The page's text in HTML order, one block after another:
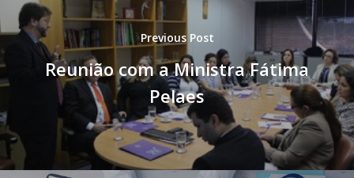
Previous Post
Reunião com a Ministra Fátima
Pelaes